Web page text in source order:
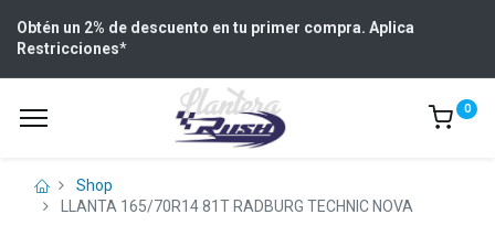
Obtén un 2% de descuento en tu primer compra. Aplica
Restricciones*
0
Shop
LLANTA 165/70R14 81T RADBURG TECHNIC NOVA